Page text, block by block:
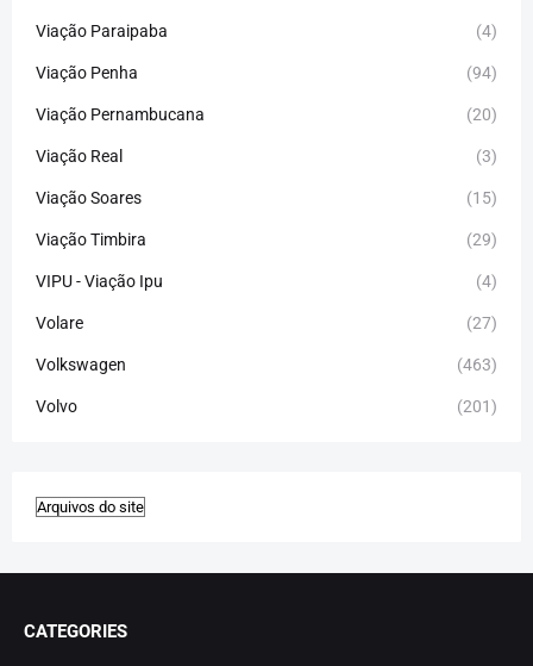
Viação Paraipaba (4)
Viação Penha (94)
Viação Pernambucana (20)
Viação Real (3)
Viação Soares (15)
Viação Timbira (29)
VIPU - Viação Ipu (4)
Volare (27)
Volkswagen (463)
Volvo (201)
CATEGORIES